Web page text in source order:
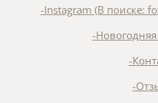
-Instagram (В поиске:
-
-
-